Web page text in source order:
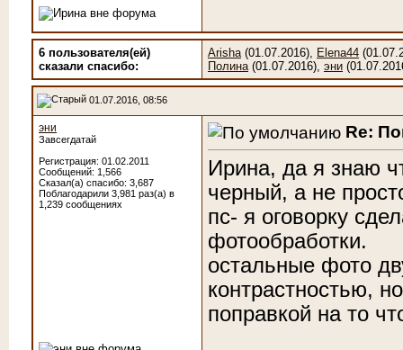
6 пользователя(ей)
сказали cпасибо:
Arisha(01.07.2016), Elena44
Полина(01.07.2016), эни
01.07.2016, 08:56
эни
Завсегдатай
Регистрация: 01.02.2011
Сообщений: 1,566
Сказал(а) спасибо: 3,687
Поблагодарили 3,981 раз(а) в
1,239 сообщениях
Re:
Ирина, да я знаю
черный, а не
пс- я оговорку
фотообработки.
остальные фото
контрастностью,
поправкой на то